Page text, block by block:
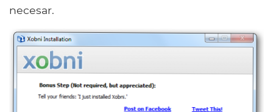
necesar.